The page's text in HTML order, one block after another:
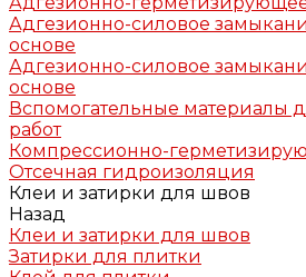
Адгезионно-силовое
основе
Адгезионно-силовое
основе
Вспомогательные материалы
работ
Компрессионно-
Отсечная гидроизоляция
Клеи и затирки для швов
Назад
Клеи и затирки для швов
Затирки для плитки